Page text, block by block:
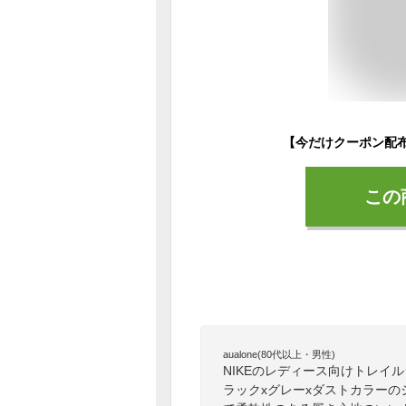
こ
aualone(80代以上・男性)
NIKEのレディース向けトレイ
ラックxグレーxダストカラー